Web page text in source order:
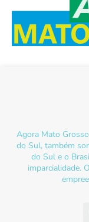
Agora Mato
do Sul, também
do Sul e o
imparcialidade.